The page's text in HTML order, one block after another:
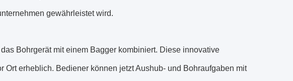
gewährleistet wird.
Bohrgerät mit einem Bagger kombiniert. Diese innovative
Ort erheblich. Bediener können jetzt Aushub- und Bohraufgaben mit